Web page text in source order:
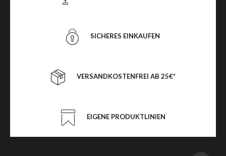
SICHERES EINKAUFEN
VERSANDKOSTENFREI AB 25€*
EIGENE PRODUKTLINIEN